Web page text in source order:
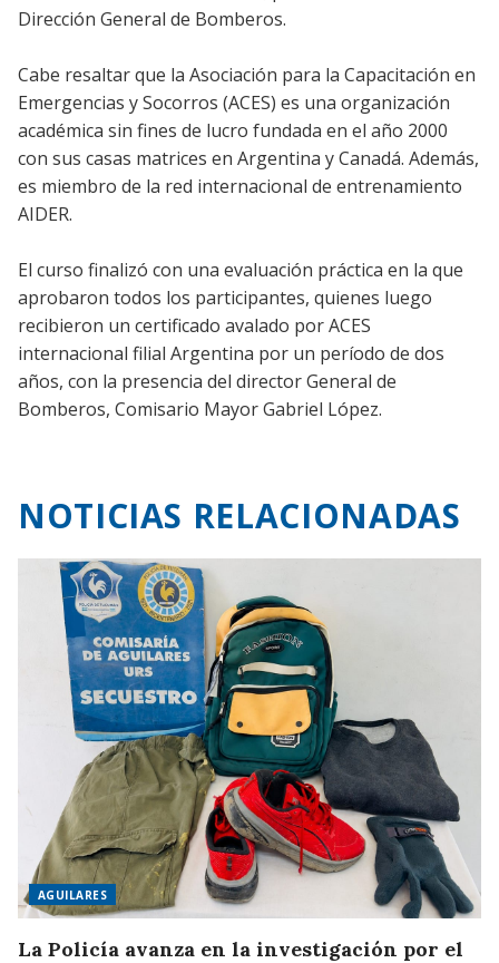
Dirección General de Bomberos.
Cabe resaltar que la Asociación para la Capacitación en
Emergencias y Socorros (ACES) es una organización
académica sin fines de lucro fundada en el año 2000
con sus casas matrices en Argentina y Canadá. Además,
es miembro de la red internacional de entrenamiento
AIDER.
El curso finalizó con una evaluación práctica en la que
aprobaron todos los participantes, quienes luego
recibieron un certificado avalado por ACES
internacional filial Argentina por un período de dos
años, con la presencia del director General de
Bomberos, Comisario Mayor Gabriel López.
NOTICIAS RELACIONADAS
AGUILARES
La Policía avanza en la investigación por el